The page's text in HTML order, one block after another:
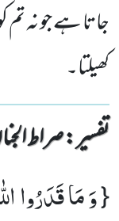
جاتا ہے جو نہ تم
کھیلتا۔
تفسیر : ‎صراط الجنان
{وَ مَا قَدَرُوا